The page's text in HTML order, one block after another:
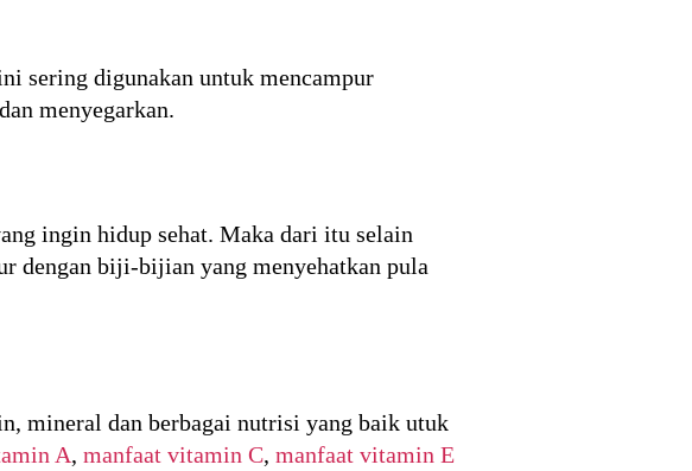
sering digunakan untuk mencampur
menyegarkan.
ingin hidup sehat. Maka dari itu selain
dengan biji-bijian yang menyehatkan pula
mineral dan berbagai nutrisi yang baik utuk
A, manfaat vitamin C, manfaat vitamin E